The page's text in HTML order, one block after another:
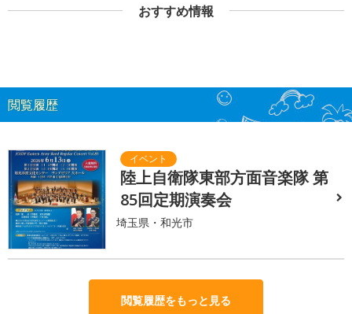
おすすめ情報
閲覧履歴
陸上自衛隊東部方面音楽隊 第
85回定期演奏会
埼玉県・和光市
閲覧履歴をもっと見る